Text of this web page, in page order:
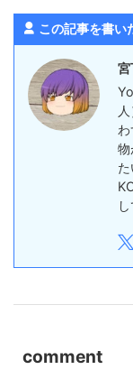
この記事を書い
宮
物
comment